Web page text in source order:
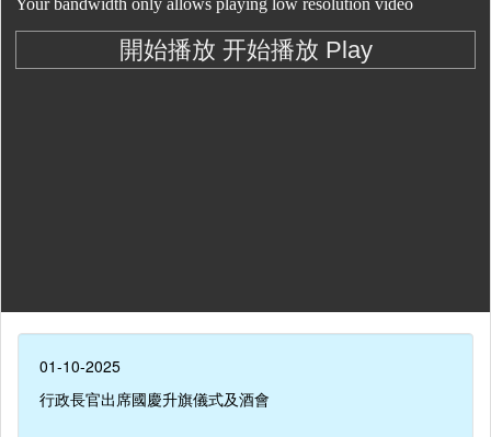
01-10-2025
行政長官出席國慶升旗儀式及酒會